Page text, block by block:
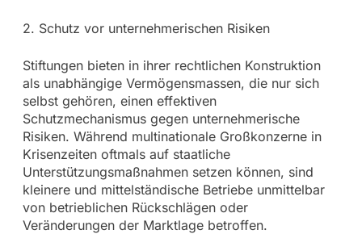
2. Schutz vor unternehmerischen Risiken
Stiftungen bieten in ihrer rechtlichen Konstruktion
als unabhängige Vermögensmassen, die nur sich
selbst gehören, einen effektiven
Schutzmechanismus gegen unternehmerische
Risiken. Während multinationale Großkonzerne in
Krisenzeiten oftmals auf staatliche
Unterstützungsmaßnahmen setzen können, sind
kleinere und mittelständische Betriebe unmittelbar
von betrieblichen Rückschlägen oder
Veränderungen der Marktlage betroffen.